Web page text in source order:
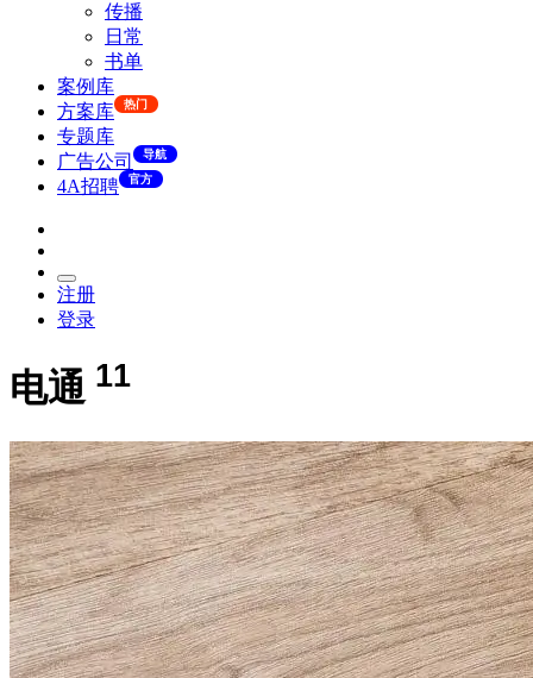
传播
日常
书单
案例库
方案库
热门
专题库
广告公司
导航
4A招聘 官方
注册
登录
电通 11